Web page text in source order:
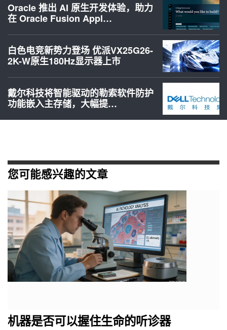
Oracle 推出 AI 原生开发体验，助力
在 Oracle Fusion Appl…
白色电竞新势力登场 优派VX25G26-
2K-W原生180Hz显示器上市
戴尔科技将智能驱动的勒索软件防护
功能嵌入主存储，大幅提…
您可能感兴趣的文章
机器是否可以握住生命的听诊器